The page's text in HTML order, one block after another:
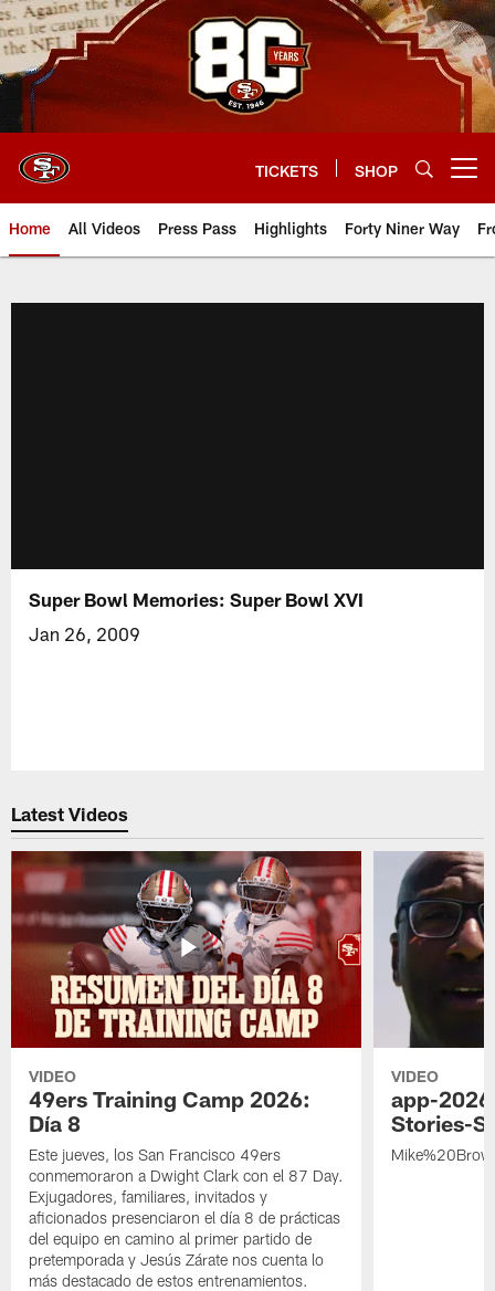
Skip
to
main
content
TICKETS SHOP
Home All Videos Press Pass Highlights Forty Niner Way
Super Bowl Memories: Super Bowl XVI
Jan 26, 2009
Latest Videos
VIDEO
49ers Training Camp 2026:
Día 8
Este jueves, los San Francisco 49ers
conmemoraron a Dwight Clark con el 87 Day.
Exjugadores, familiares, invitados y
aficionados presenciaron el día 8 de prácticas
del equipo en camino al primer partido de
pretemporada y Jesús Zárate nos cuenta lo
más destacado de estos entrenamientos.
VIDEO
app-
Stories-